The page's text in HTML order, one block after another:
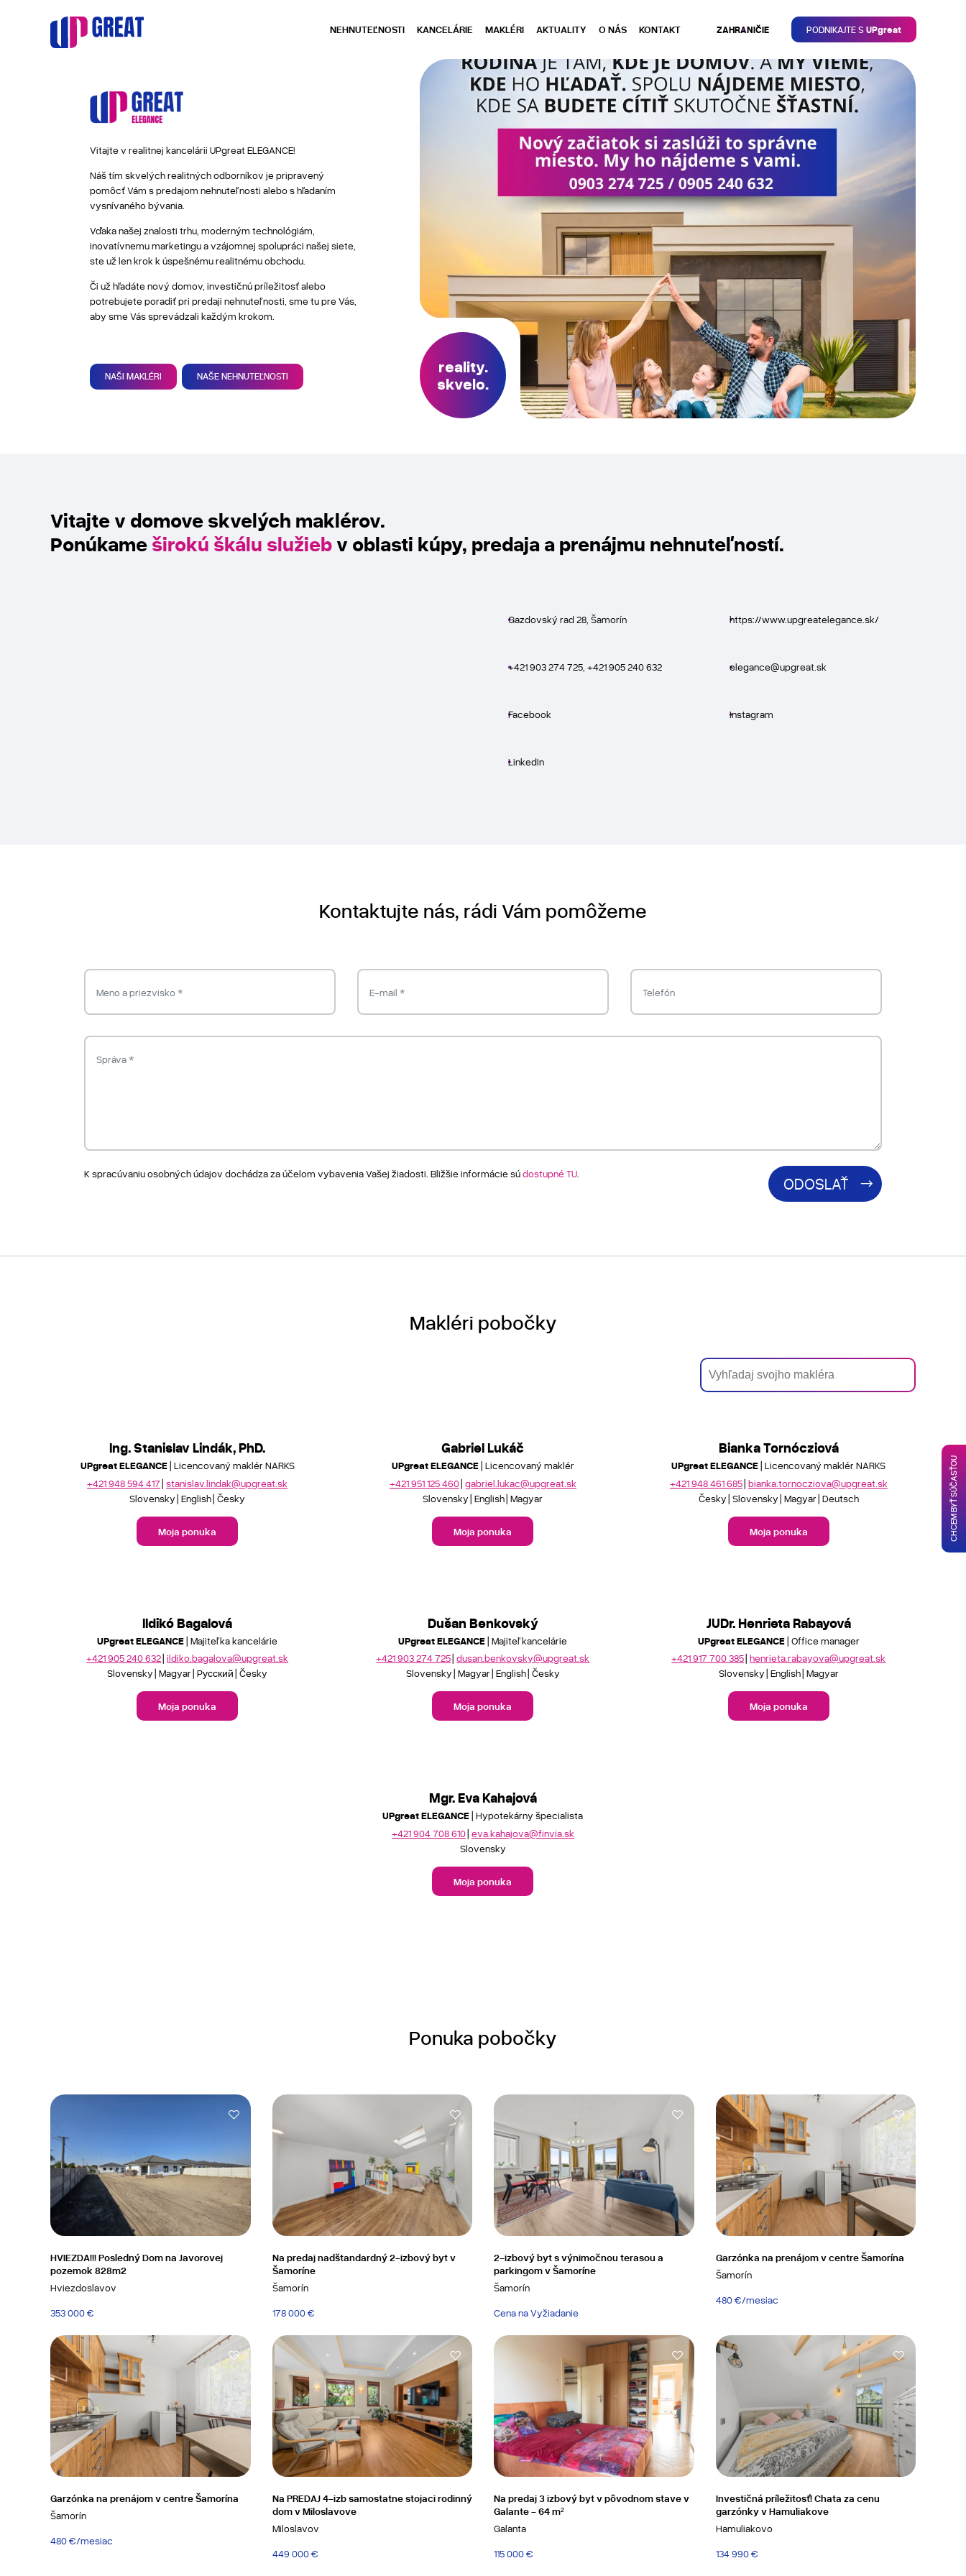
NEHNUTEĽNOSTI KANCELÁRIE MAKLÉRI AKTUALITY O NÁS KONTAKT ZAHRANIČIE PODNIKAJTE S UPgreat
Vitajte v realitnej kancelárii UPgreat ELEGANCE!
Náš tím skvelých realitných odborníkov je pripravený
pomôcť Vám s predajom nehnuteľnosti alebo s hľadaním
vysnívaného bývania.
Vďaka našej znalosti trhu, moderným technológiám,
inovatívnemu marketingu a vzájomnej spolupráci našej siete,
ste už len krok k úspešnému realitnému obchodu.
Či už hľadáte nový domov, investičnú príležitosť alebo
potrebujete poradiť pri predaji nehnuteľnosti, sme tu pre Vás,
aby sme Vás sprevádzali každým krokom.
NAŠI MAKLÉRI NAŠE NEHNUTEĽNOSTI
reality.
skvelo.
Vitajte v domove skvelých maklérov.
Ponúkame širokú škálu služieb v oblasti kúpy, predaja a prenájmu nehnuteľností.
Gazdovský rad 28, Šamorín https://www.upgreatelegance.sk/
+421 903 274 725, +421 905 240 632 elegance@upgreat.sk
Facebook Instagram
LinkedIn
Kontaktujte nás, rádi Vám pomôžeme
K spracúvaniu osobných údajov dochádza za účelom vybavenia Vašej žiadosti. Bližšie informácie súdostupné TU
ODOSLAŤ
Makléri pobočky
Ing. Stanislav Lindák, PhD.
UPgreat ELEGANCE| Licencovaný maklér NARKS
+421 948 594 417 stanislav.lindak@upgreat.sk
Slovensky English Česky
Moja ponuka
Gabriel Lukáč
UPgreat ELEGANCE| Licencovaný maklér
+421 951 125 460 gabriel.lukac@upgreat.sk
Slovensky English Magyar
Moja ponuka
Bianka Tornócziová
UPgreat ELEGANCE| Licencovaný maklér NARKS
+421 948 461 685 bianka.tornocziova@upgreat.sk
Česky Slovensky Magyar Deutsch
Moja ponuka
Ildikó Bagalová
UPgreat ELEGANCE| Majiteľka kancelárie
+421 905 240 632 ildiko.bagalova@upgreat.sk
Slovensky Magyar Pусский Česky
Moja ponuka
Dušan Benkovský
UPgreat ELEGANCE| Majiteľ kancelárie
+421 903 274 725 dusan.benkovsky@upgreat.sk
Slovensky Magyar English Česky
Moja ponuka
JUDr. Henrieta Rabayová
UPgreat ELEGANCE| Office manager
+421 917 700 385 henrieta.rabayova@upgreat.sk
Slovensky English Magyar
Moja ponuka
Mgr. Eva Kahajová
UPgreat ELEGANCE| Hypotekárny špecialista
+421 904 708 610 eva.kahajova@finvia.sk
Slovensky
Moja ponuka
Ponuka pobočky
HVIEZDA!!! Posledný Dom na Javorovej
pozemok 828m2
Hviezdoslavov
353 000 €
Na predaj nadštandardný 2-izbový byt v
Šamoríne
Šamorín
178 000 €
2-izbový byt s výnimočnou terasou a
parkingom v Šamoríne
Šamorín
Cena na Vyžiadanie
Garzónka na prenájom v centre Šamorína
Šamorín
480 €/mesiac
Garzónka na prenájom v centre Šamorína
Šamorín
480 €/mesiac
Na PREDAJ 4-izb samostatne stojaci rodinný
dom v Miloslavove
Miloslavov
449 000 €
Na predaj 3 izbový byt v pôvodnom stave v
Galante - 64 m²
Galanta
115 000 €
Investičná príležitosť! Chata za cenu
garzónky v Hamuliakove
Hamuliakovo
134 990 €
CHCEM BYŤ SÚČASŤOU